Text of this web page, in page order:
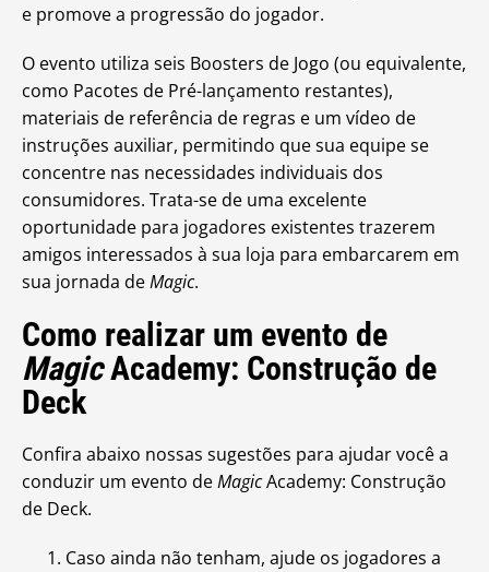
e promove a progressão do jogador.
O evento utiliza seis Boosters de Jogo (ou equivalente,
como Pacotes de Pré-lançamento restantes),
materiais de referência de regras e um vídeo de
instruções auxiliar, permitindo que sua equipe se
concentre nas necessidades individuais dos
consumidores. Trata-se de uma excelente
oportunidade para jogadores existentes trazerem
amigos interessados à sua loja para embarcarem em
sua jornada deMagic.
Como realizar um evento de
MagicAcademy: Construção de
Deck
Confira abaixo nossas sugestões para ajudar você a
conduzir um evento deMagicAcademy: Construção
de Deck.
Caso ainda não tenham, ajude os jogadores a